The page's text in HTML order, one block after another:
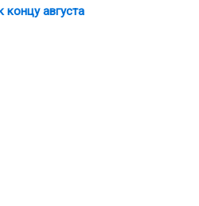
концу августа